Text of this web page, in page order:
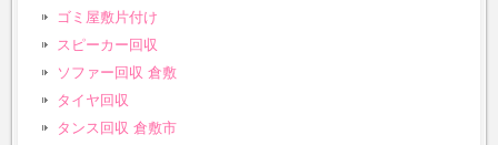
ゴミ屋敷片付け
スピーカー回収
ソファー回収 倉敷
タイヤ回収
タンス回収 倉敷市